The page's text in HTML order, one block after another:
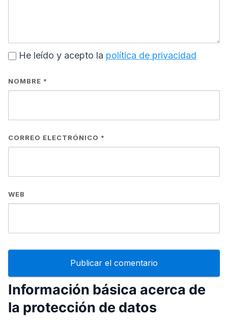
He leído y acepto la política de privacidad
NOMBRE *
CORREO ELECTRÓNICO *
WEB
Información básica acerca de
la protección de datos